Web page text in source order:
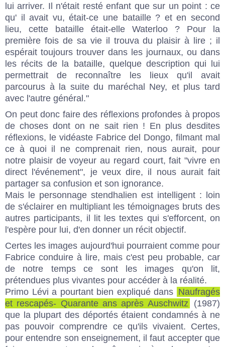
lui arriver. Il n'était resté enfant que sur un point : ce
qu' il avait vu, était-ce une bataille ? et en second
lieu, cette bataille était-elle Waterloo ? Pour la
première fois de sa vie il trouva du plaisir à lire ; il
espérait toujours trouver dans les journaux, ou dans
les récits de la bataille, quelque description qui lui
permettrait de reconnaître les lieux qu'il avait
parcourus à la suite du maréchal Ney, et plus tard
avec l'autre général."
On peut donc faire des réflexions profondes à propos
de choses dont on ne sait rien ! En plus desdites
réflexions, le vidéaste Fabrice del Dongo, filmant mal
ce à quoi il ne comprenait rien, nous aurait, pour
notre plaisir de voyeur au regard court, fait "vivre en
direct l'événement", je veux dire, il nous aurait fait
partager sa confusion et son ignorance.
Mais le personnage stendhalien est intelligent : loin
de s'éclairer en multipliant les témoignages bruts des
autres participants, il lit les textes qui s'efforcent, on
l'espère pour lui, d'en donner un récit objectif.
Certes les images aujourd'hui pourraient comme pour
Fabrice conduire à lire, mais c'est peu probable, car
de notre temps ce sont les images qu'on lit,
prétendues plus vivantes pour accéder à la réalité.
Primo Lévi a pourtant bien expliqué dans Naufragés
et rescapés- Quarante ans après Auschwitz
(1987)
que la plupart des déportés étaient condamnés à ne
pas pouvoir comprendre ce qu'ils vivaient. Certes,
pour entendre son enseignement, il faut accepter que